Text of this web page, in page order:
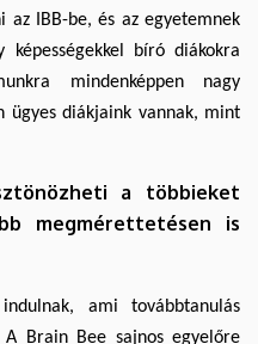
az IBB-be, és az egyetemnek
bíró diákokra
mindenképpen nagy
ügyes diákjaink vannak, mint
a többieket
megmérettetésen is
ami továbbtanulás
A Brain Bee sajnos egyelőre